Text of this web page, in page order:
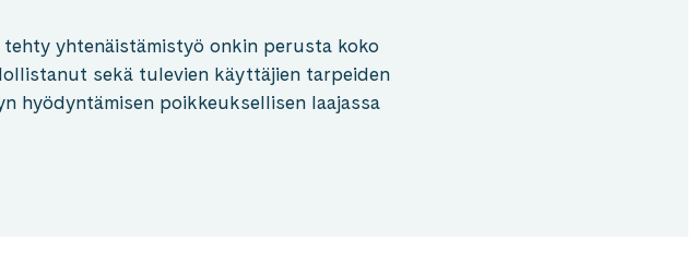
yhtenäistämistyö onkin perusta koko
sekä tulevien käyttäjien tarpeiden
hyödyntämisen poikkeuksellisen laajassa